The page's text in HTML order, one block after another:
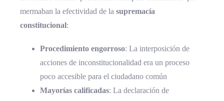
mermaban la efectividad de la supremacía
constitucional:
Procedimiento engorroso: La interposición de
acciones de inconstitucionalidad era un proceso
poco accesible para el ciudadano común
Mayorías calificadas: La declaración de